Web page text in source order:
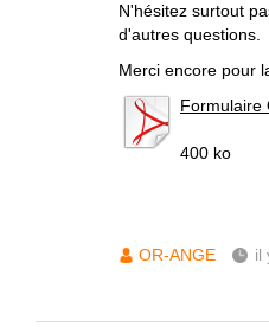
N'hésitez surtout
d'autres questions.
Merci encore pour
Formulaire
400 ko
OR-ANGE il